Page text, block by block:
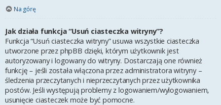
Na górę
Jak działa funkcja “Usuń ciasteczka witryny”?
Funkcja “Usuń ciasteczka witryny” usuwa wszystkie ciasteczka
utworzone przez phpBB dzięki, którym użytkownik jest
autoryzowany i logowany do witryny. Dostarczają one również
funkcję – jeśli została włączona przez administratora witryny –
śledzenia przeczytanych i nieprzeczytanych przez użytkownika
postów. Jeśli występują problemy z logowaniem/wylogowaniem,
usunięcie ciasteczek może być pomocne.